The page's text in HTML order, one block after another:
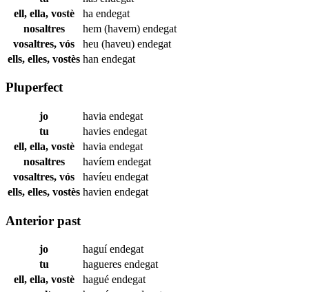
ell, ella, vostè
ha endegat
nosaltres
hem (havem) endegat
vosaltres, vós
heu (haveu) endegat
ells, elles, vostès han endegat
Pluperfect
jo havia endegat
tu
havies endegat
ell, ella, vostè
havia endegat
nosaltres
havíem endegat
vosaltres, vós
havíeu endegat
ells, elles, vostès havien endegat
Anterior past
jo haguíendegat
tu
hagueres endegat
ell, ella, vostè
hagué endegat